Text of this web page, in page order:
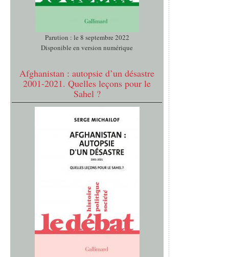
Parution : le 8 septembre 2022
Disponible en version numérique
Afghanistan : autopsie d’un désastre
2001-2021. Quelles leçons pour le
Sahel ?